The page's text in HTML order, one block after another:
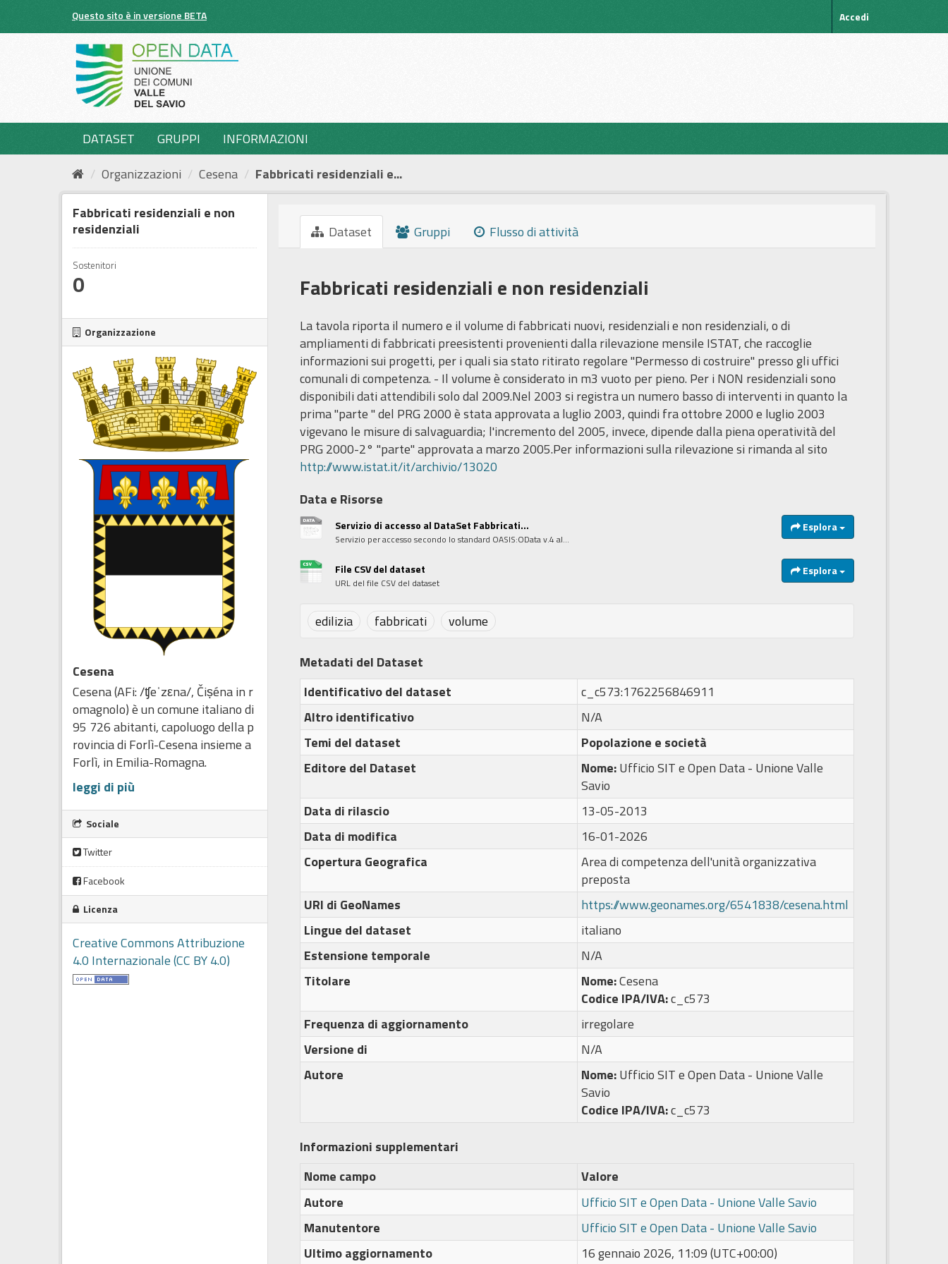
Questo sito è in versione BETA Accedi
DATASET GRUPPI
INFORMAZIONI
Organizzazioni
Cesena Fabbricati residenziali e...
Fabbricati residenziali e non
residenziali
Sostenitori
0
Organizzazione
Cesena
Cesena (AFi: /ʧeˈzεna/, Čiṣéna in r
omagnolo) è un comune italiano di
95 726 abitanti, capoluogo della p
rovincia di Forlì-Cesena insieme a
Forlì, in Emilia-Romagna.
leggi di più
Sociale
Twitter
Facebook
Licenza
Creative Commons Attribuzione
4.0 Internazionale (CC BY 4.0)
Dataset Gruppi Flusso di attività
Fabbricati residenziali e non residenziali
La tavola riporta il numero e il volume di fabbricati nuovi, residenziali e non residenziali, o di
ampliamenti di fabbricati preesistenti provenienti dalla rilevazione mensile ISTAT, che raccoglie
informazioni sui progetti, per i quali sia stato ritirato regolare "Permesso di costruire" presso gli uffici
comunali di competenza. - Il volume è considerato in m3 vuoto per pieno. Per i NON residenziali sono
disponibili dati attendibili solo dal 2009.Nel 2003 si registra un numero basso di interventi in quanto la
prima "parte " del PRG 2000 è stata approvata a luglio 2003, quindi fra ottobre 2000 e luglio 2003
vigevano le misure di salvaguardia; l'incremento del 2005, invece, dipende dalla piena operatività del
PRG 2000-2° "parte" approvata a marzo 2005.Per informazioni sulla rilevazione si rimanda al sito
http://www.istat.it/it/archivio/13020
Data e Risorse
Servizio di accesso al DataSet Fabbricati...
Servizio per accesso secondo lo standard OASIS:OData v.4 al...
Esplora
File CSV del dataset
URL del file CSV del dataset
Esplora
edilizia fabbricati volume
Metadati del Dataset
Identificativo del dataset
c_c573:1762256846911
Altro identificativo
N/A
Temi del dataset
Popolazione e società
Editore del Dataset
Nome:Ufficio SIT e Open Data - Unione Valle
Savio
Data di rilascio
13-05-2013
Data di modifica
16-01-2026
Copertura Geografica
Area di competenza dell'unità organizzativa
preposta
URI di GeoNames
https://www.geonames.org/6541838/cesena.html
Lingue del dataset
italiano
Estensione temporale
N/A
Titolare
Nome:Cesena
Codice IPA/IVA:c_c573
Frequenza di aggiornamento
irregolare
Versione di
N/A
Autore
Nome:Ufficio SIT e Open Data - Unione Valle
Savio
Codice IPA/IVA:c_c573
Informazioni supplementari
Nome campo
Valore
Autore
Ufficio SIT e Open Data - Unione Valle Savio
Manutentore
Ufficio SIT e Open Data - Unione Valle Savio
Ultimo aggiornamento
16 gennaio 2026, 11:09 (UTC+00:00)